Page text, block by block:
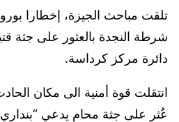
تلقت مباحث الجيزة، إخطارا
شرطة النجدة بالعثور على جثة
دائرة مركز كرداسة.
انتقلت قوة أمنية الى مكان
عُثر على جثة محامٍ يدعي